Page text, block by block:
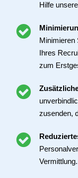
Hilfe
Minimieren
Ihres
zum
zusenden,
Vermittlung.